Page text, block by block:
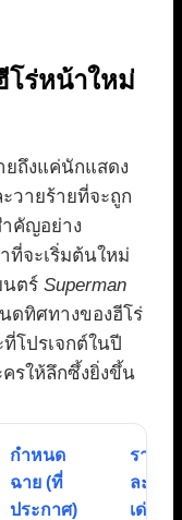
โร่หน้าใหม่
ยถึงแค่นักแสดง
วายร้ายที่จะถูก
คัญอย่าง
ที่จะเริ่มต้นใหม่
นตร์ Superman
ดทิศทางของฮีโร่
โปรเจกต์ในปี
รให้ลึกซึ้งยิ่งขึ้น
กำหนด
ฉาย (ที่
ประกาศ)
ราย
ละเอีย
เด่น